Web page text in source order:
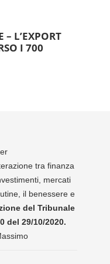
– L’EXPORT
I 700
tra finanza
mercati
il benessere e
del Tribunale
del 29/10/2020.